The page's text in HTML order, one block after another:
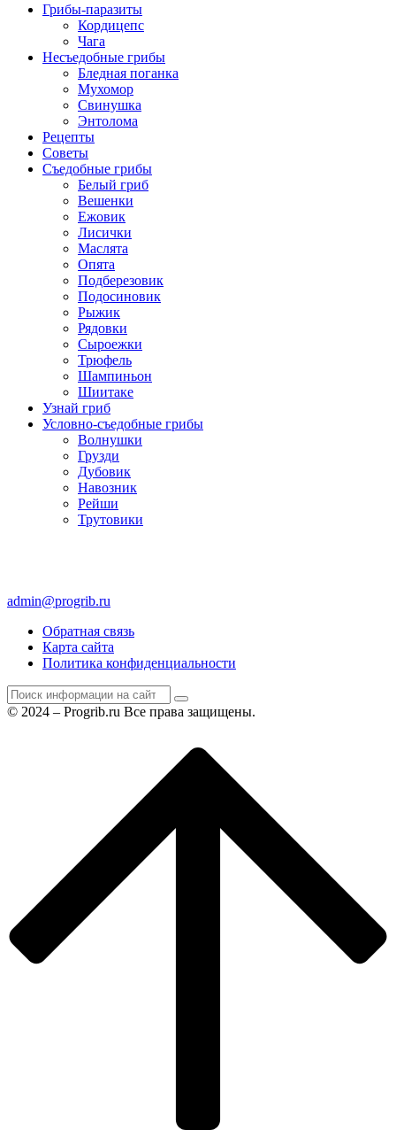
Грибы-паразиты
Кордицепс
Чага
Несъедобные грибы
Бледная поганка
Мухомор
Свинушка
Энтолома
Рецепты
Советы
Съедобные грибы
Белый гриб
Вешенки
Ежовик
Лисички
Маслята
Опята
Подберезовик
Подосиновик
Рыжик
Рядовки
Сыроежки
Трюфель
Шампиньон
Шиитаке
Узнай гриб
Условно-съедобные грибы
Волнушки
Грузди
Дубовик
Навозник
Рейши
Трутовики
admin@progrib.ru
Обратная связь
Карта сайта
Политика конфиденциальности
© 2024 – Progrib.ru Все права защищены.